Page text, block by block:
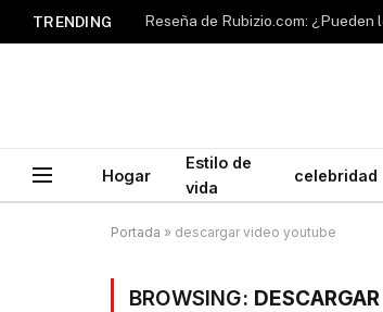
TRENDING
Hogar
Estilo de
vida
celebridad
Portada » descargar video youtube
BROWSING: